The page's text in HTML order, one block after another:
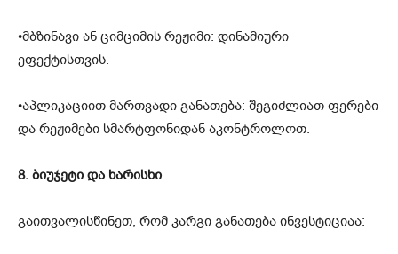
•მბზინავი ან ციმციმის რეჟიმი: დინამიური
ეფექტისთვის.
•აპლიკაციით მართვადი განათება: შეგიძლიათ ფერები
და რეჟიმები სმარტფონიდან აკონტროლოთ.
8. ბიუჯეტი და ხარისხი
გაითვალისწინეთ, რომ კარგი განათება ინვესტიციაა: